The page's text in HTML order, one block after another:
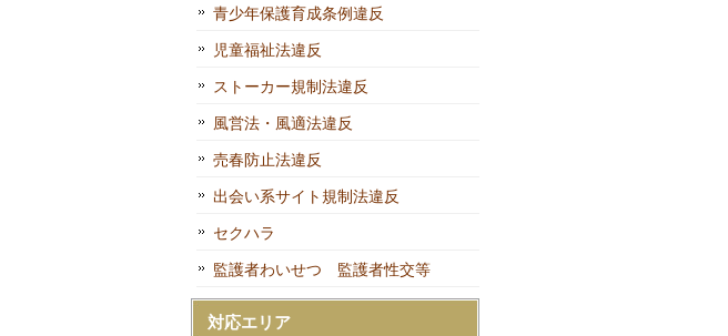
青少年保護育成条例違反
児童福祉法違反
ストーカー規制法違反
風営法・風適法違反
売春防止法違反
出会い系サイト規制法違反
セクハラ
監護者わいせつ 監護者性交等
対応エリア